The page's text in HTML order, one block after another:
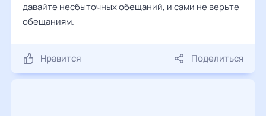
давайте несбыточных обещаний, и сами не верьте
обещаниям.
Нравится Поделиться